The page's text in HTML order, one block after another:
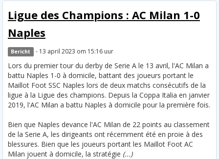
Ligue des Champions : AC Milan 1-0
Naples
Bericht - 13 april 2023 om 15:16 uur
Lors du premier tour du derby de Serie A le 13 avril, l'AC Milan a
battu Naples 1-0 à domicile, battant des joueurs portant le
Maillot Foot SSC Naples lors de deux matchs consécutifs de la
ligue à la Ligue des champions. Depuis la Coppa Italia en janvier
2019, l'AC Milan a battu Naples à domicile pour la première fois.
Bien que Naples devance l'AC Milan de 22 points au classement
de la Serie A, les dirigeants ont récemment été en proie à des
blessures. Bien que les joueurs portant les Maillot Foot AC
Milan jouent à domicile, la stratégie (...)